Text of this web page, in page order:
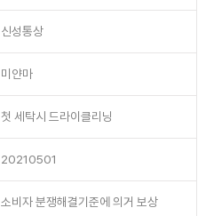
신성통상
미얀마
첫 세탁시 드라이클리닝
20210501
소비자 분쟁해결기준에 의거 보상